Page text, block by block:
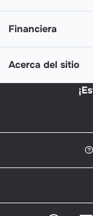
Financiera
Acerca del sitio